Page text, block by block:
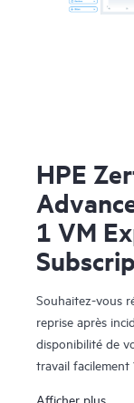
HPE
1 VM
Souhaitez-vous
reprise après
disponibilité de
travail facilement
Afficher plus